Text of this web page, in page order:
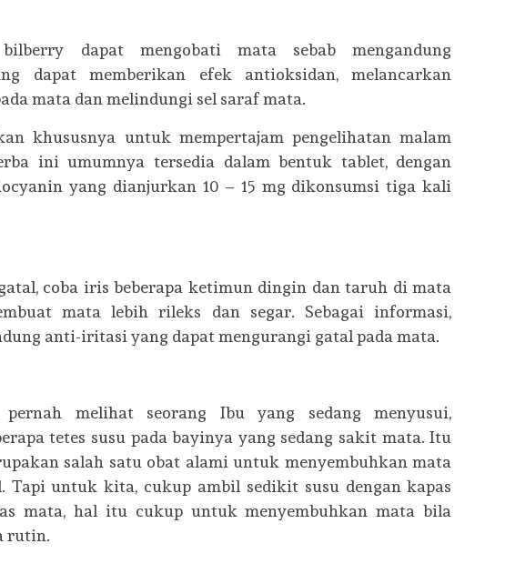
dapat mengobati mata sebab mengandung
dapat memberikan efek antioksidan, melancarkan
mata dan melindungi sel saraf mata.
khususnya untuk mempertajam pengelihatan malam
ini umumnya tersedia dalam bentuk tablet, dengan
yang dianjurkan 10 – 15 mg dikonsumsi tiga kali
coba iris beberapa ketimun dingin dan taruh di mata
mata lebih rileks dan segar. Sebagai informasi,
anti-iritasi yang dapat mengurangi gatal pada mata.
melihat seorang Ibu yang sedang menyusui,
tetes susu pada bayinya yang sedang sakit mata. Itu
salah satu obat alami untuk menyembuhkan mata
Tapi untuk kita, cukup ambil sedikit susu dengan kapas
mata, hal itu cukup untuk menyembuhkan mata bila
rutin.